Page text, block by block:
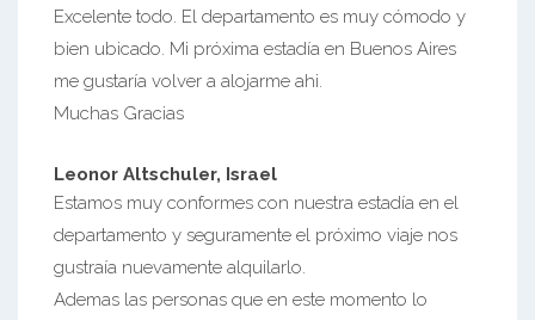
Excelente todo. El departamento es muy cómodo y
bien ubicado. Mi próxima estadía en Buenos Aires
me gustaría volver a alojarme ahi.
Muchas Gracias
Leonor Altschuler, Israel
Estamos muy conformes con nuestra estadía en el
departamento y seguramente el próximo viaje nos
gustraía nuevamente alquilarlo.
Ademas las personas que en este momento lo